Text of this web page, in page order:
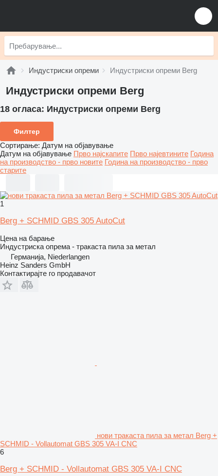
Индустриски опреми Индустриски опреми Berg
Индустриски опреми Berg
18 огласа: Индустриски опреми Berg
Филтер
Сортирање: Датум на објавување
Датум на објавување Прво најскапите Прво најевтините Година
на производство - прво новите Година на производство - прво
старите
1
Berg + SCHMID GBS 305 AutoCut
Цена на барање
Индустриска опрема - тракаста пила за метал
Германија, Niederlangen
Heinz Sanders GmbH
Контактирајте го продавачот
нови тракаста пила за метал Berg +
SCHMID - Vollautomat GBS 305 VA-I CNC
6
Berg + SCHMID - Vollautomat GBS 305 VA-I CNC